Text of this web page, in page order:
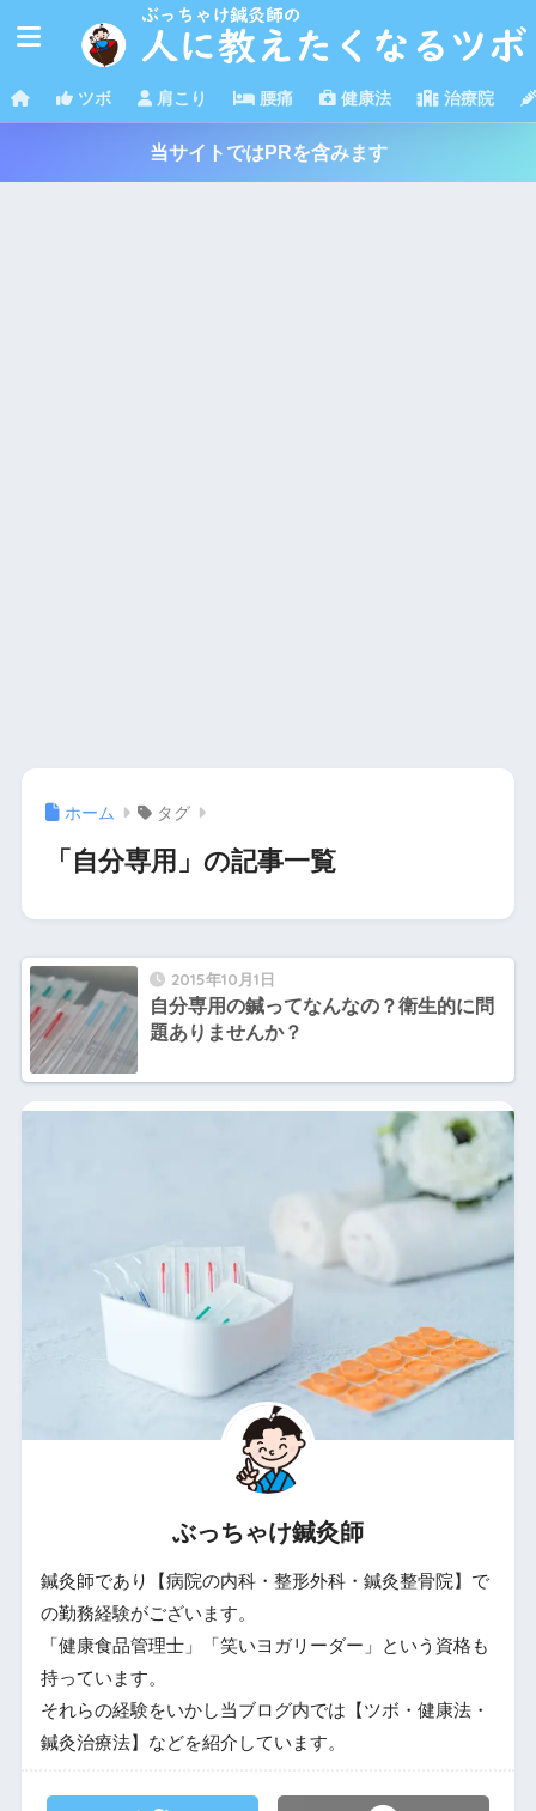
ツボ 肩こり 腰痛 健康法 治療院
当サイトではPRを含みます
ホーム タグ
「自分専用」の記事一覧
2015年10月1日
自分専用の鍼ってなんなの？衛生的に問
題ありませんか？
ぶっちゃけ鍼灸師
鍼灸師であり【病院の内科・整形外科・鍼灸整骨院】で
の勤務経験がございます。
「健康食品管理士」「笑いヨガリーダー」という資格も
持っています。
それらの経験をいかし当ブログ内では【ツボ・健康法・
鍼灸治療法】などを紹介しています。